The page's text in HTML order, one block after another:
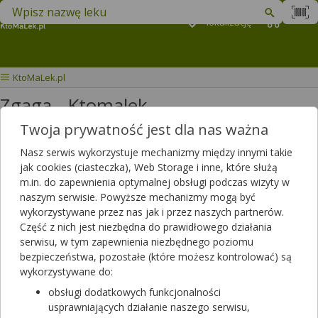
lokalizację
Znajdź lek w swojej okolicy
KtoMaLek.pl
Zgaga - Ktomalek
Wybierz grupę produktów
Zgaga, czyli uczucie nieprzyjemnego pieczenia, które pojawia się,
gdy żołądek produkuje zbyt dużo kwasów trawiennych, dotyka coraz
większą ilość osób. Wpływ na występowanie nadkwaśności i zgagi, a
także choroby wrzodowej mają między innymi stres, zła dieta czy
nieregularnie spożywane posiłki. Jeżeli problemy żołądkowe
występują sporadycznie, pracę układu trawiennego można
preparatami dostępnymi bez recepty. Produkty stosowane w
dolegliwości związanych z nadkwaśnością żołądka, w przebiegu
choroby wrzodowej, kolki jelitowej i innych zaburzeń - także
Twoja prywatność jest dla nas ważna
Nasz serwis wykorzystuje mechanizmy między innymi takie
jak cookies (ciasteczka), Web Storage i inne, które służą
m.in. do zapewnienia optymalnej obsługi podczas wizyty w
naszym serwisie. Powyższe mechanizmy mogą być
wykorzystywane przez nas jak i przez naszych partnerów.
Część z nich jest niezbędna do prawidłowego działania
serwisu, w tym zapewnienia niezbędnego poziomu
bezpieczeństwa, pozostałe (które możesz kontrolować) są
wykorzystywane do:
obsługi dodatkowych funkcjonalności
usprawniających działanie naszego serwisu,